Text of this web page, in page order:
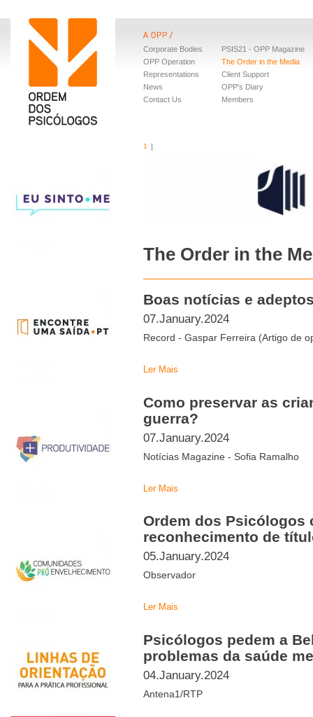
Corporate Bodies
OPP Operation
Representations
News
Contact Us
PSIS21 - OPP Magazine
The Order in the Media
Client Support
OPP's Diary
Members
1
The Order in the
Boas notícias e
07.January.2024
Record - Gaspar Ferreira (Artigo de
Ler Mais
Como preservar as
guerra?
07.January.2024
Notícias Magazine - Sofia Ramalho
Ler Mais
Ordem dos Psicólogos
reconhecimento de
05.January.2024
Observador
Ler Mais
Psicólogos pedem a
problemas da saúde
04.January.2024
Antena1/RTP